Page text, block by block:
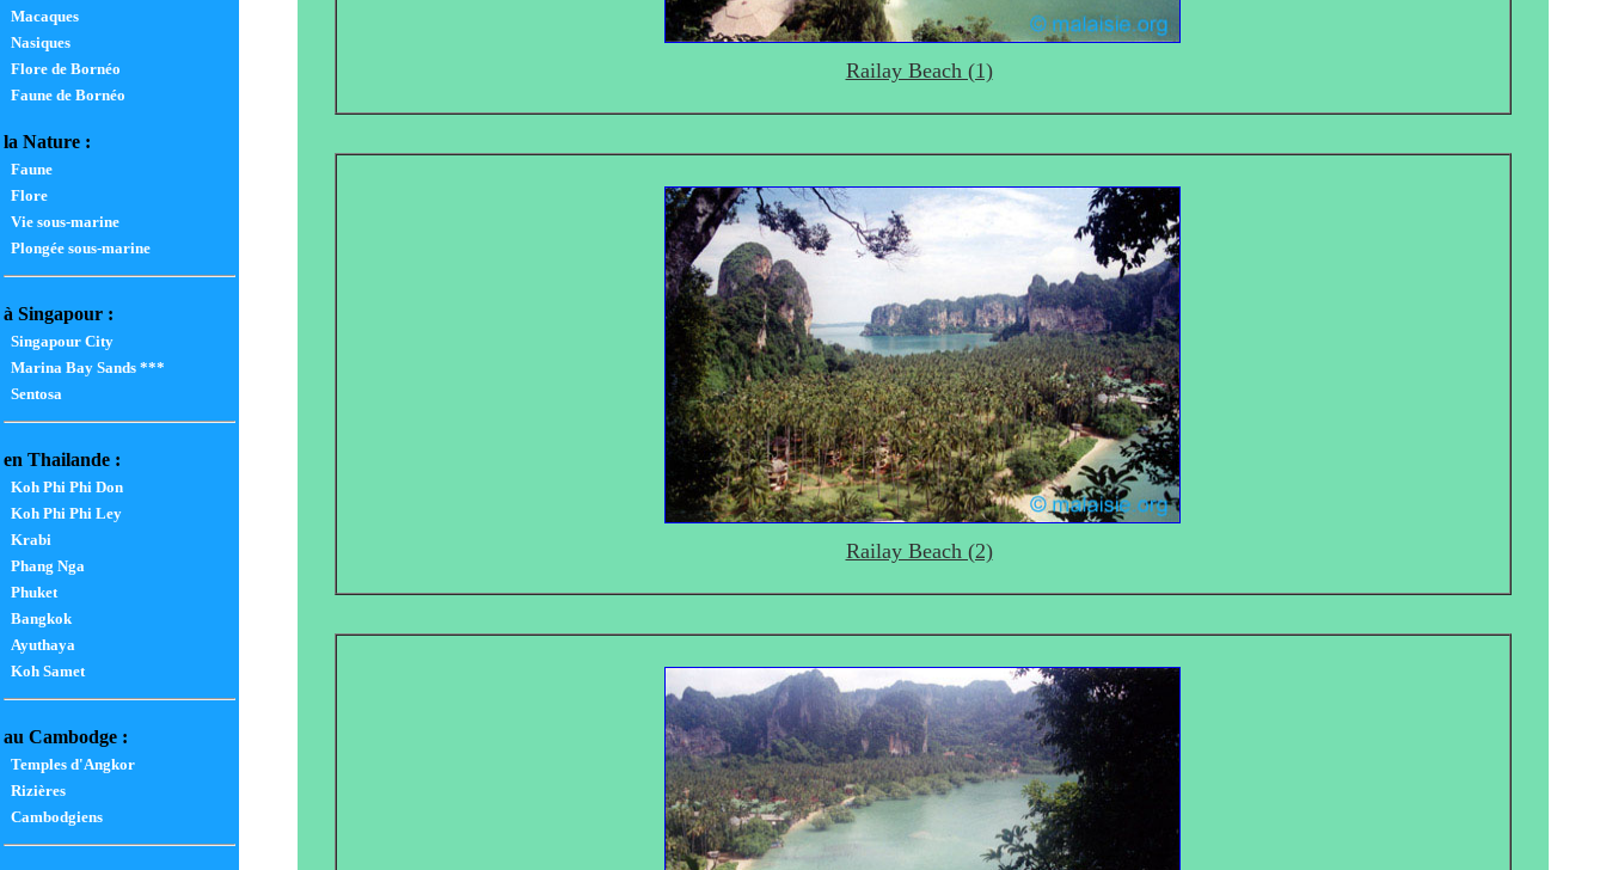
Macaques
Nasiques
Flore de Bornéo
Faune de Bornéo
la Nature :
Faune
Flore
Vie sous-marine
Plongée sous-marine
à Singapour :
Singapour City
Marina Bay Sands ***
Sentosa
en Thailande :
Koh Phi Phi Don
Koh Phi Phi Ley
Krabi
Phang Nga
Phuket
Bangkok
Ayuthaya
Koh Samet
au Cambodge :
Temples d'Angkor
Rizières
Cambodgiens
Railay Beach (1)
Railay Beach (2)